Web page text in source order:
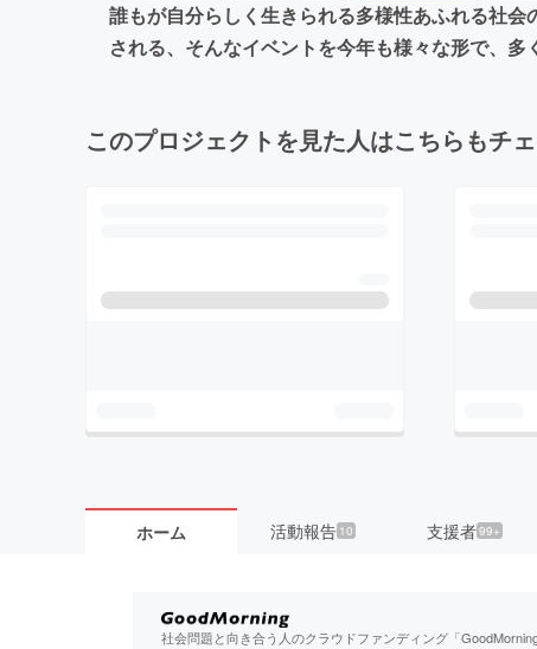
誰もが自分らしく生きられる多様性あふれる社
される、そんなイベントを今年も様々な形で、多
このプロジェクトを見た人はこちらもチ
ホーム 活動報告 10 支援者99+
社会問題と向き合う人のクラウドファンディング「